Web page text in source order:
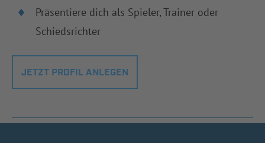
Präsentiere dich als Spieler, Trainer oder
Schiedsrichter
JETZT PROFIL ANLEGEN